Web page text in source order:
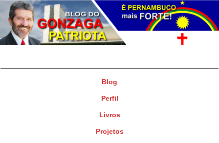
Blog
Perfil
Livros
Projetos